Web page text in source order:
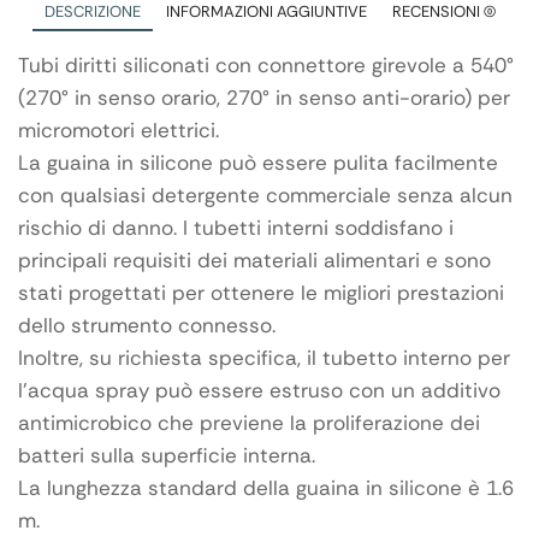
DESCRIZIONE INFORMAZIONI AGGIUNTIVE RECENSIONI (0)
Tubi diritti siliconati con connettore girevole a 540°
(270° in senso orario, 270° in senso anti-orario) per
micromotori elettrici.
La guaina in silicone può essere pulita facilmente
con qualsiasi detergente commerciale senza alcun
rischio di danno. I tubetti interni soddisfano i
principali requisiti dei materiali alimentari e sono
stati progettati per ottenere le migliori prestazioni
dello strumento connesso.
Inoltre, su richiesta specifica, il tubetto interno per
l’acqua spray può essere estruso con un additivo
antimicrobico che previene la proliferazione dei
batteri sulla superficie interna.
La lunghezza standard della guaina in silicone è 1.6
m.